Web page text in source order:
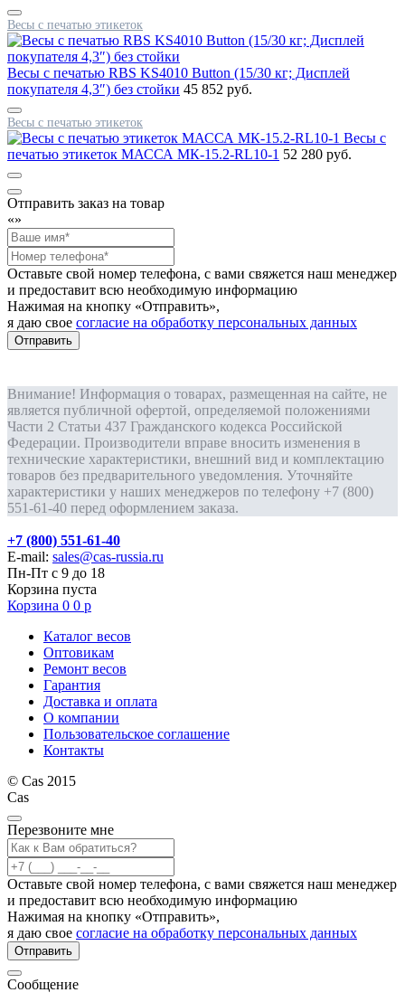
Весы с печатью этикеток
Весы с печатью RBS KS4010 Button (15/30 кг; Дисплей
покупателя 4,3″) без стойки 45 852 руб.
Весы с печатью этикеток
Весы с
печатью этикеток МАССА МК-15.2-RL10-1 52 280 руб.
Отправить заказ на товар
«»
Оставьте свой номер телефона, с вами свяжется наш менеджер
и предоставит всю необходимую информацию
Нажимая на кнопку «Отправить»,
я даю свое согласие на обработку персональных данных
Отправить
Внимание! Информация о товарах, размещенная на сайте, не
является публичной офертой, определяемой положениями
Части 2 Статьи 437 Гражданского кодекса Российской
Федерации. Производители вправе вносить изменения в
технические характеристики, внешний вид и комплектацию
товаров без предварительного уведомления. Уточняйте
характеристики у наших менеджеров по телефону +7 (800)
551-61-40 перед оформлением заказа.
+7 (800) 551-61-40
E-mail: sales@cas-russia.ru
Пн-Пт с 9 до 18
Корзина пуста
Корзина 0 0 р
Каталог весов
Оптовикам
Ремонт весов
Гарантия
Доставка и оплата
О компании
Пользовательское соглашение
Контакты
© Cas 2015
Cas
Перезвоните мне
Оставьте свой номер телефона, с вами свяжется наш менеджер
и предоставит всю необходимую информацию
Нажимая на кнопку «Отправить»,
я даю свое согласие на обработку персональных данных
Отправить
Сообщение